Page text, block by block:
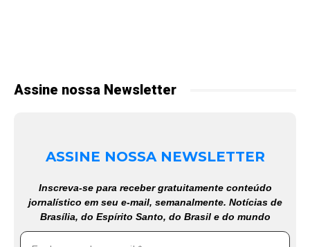
Assine nossa Newsletter
ASSINE NOSSA NEWSLETTER
Inscreva-se para receber gratuitamente conteúdo
jornalístico em seu e-mail, semanalmente. Notícias de
Brasília, do Espírito Santo, do Brasil e do mundo